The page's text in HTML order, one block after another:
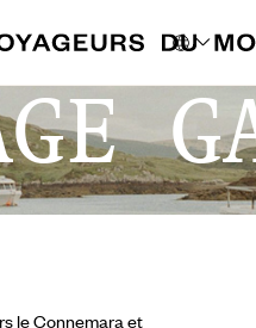
le Connemara et